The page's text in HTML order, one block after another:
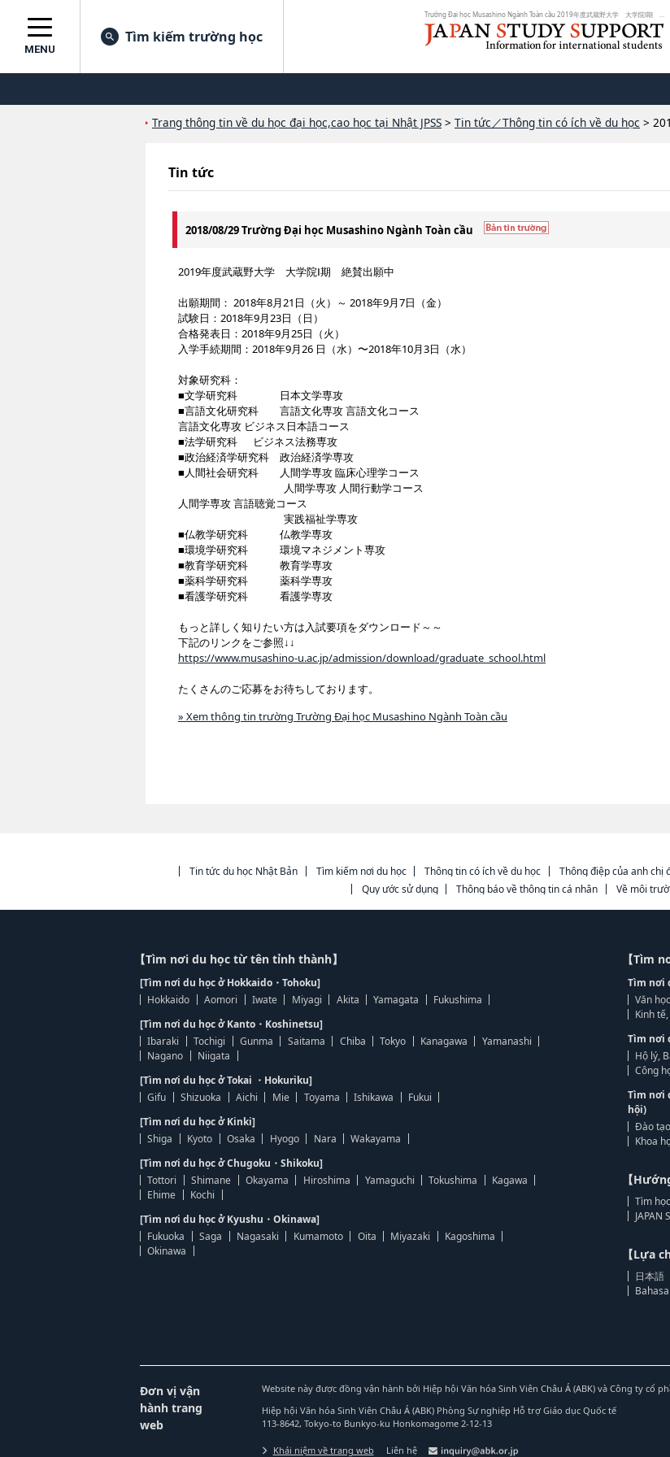
MENU
Tìm kiếm trường học
Trang thông tin về du học đại học,cao học tại Nhật JPSS > Tin tức／Thông tin có ích về du học >
Tin tức
2018/08/29 Trường Đại học Musashino Ngành Toàn cầu
2019年度武蔵野大学 大学院Ⅰ期 絶賛出願中
出願期間： 2018年8月21日（火）～ 2018年9月7日（金）
試験日：2018年9月23日（日）
合格発表日：2018年9月25日（火）
入学手続期間：2018年9月26 日（水）〜2018年10月3日（水）
対象研究科：
■文学研究科 日本文学専攻
■言語文化研究科 言語文化専攻 言語文化コース
言語文化専攻 ビジネス日本語コース
■法学研究科 ビジネス法務専攻
■政治経済学研究科 政治経済学専攻
■人間社会研究科 人間学専攻 臨床心理学コース
人間学専攻 人間行動学コース
人間学専攻 言語聴覚コース
実践福祉学専攻
■仏教学研究科 仏教学専攻
■環境学研究科 環境マネジメント専攻
■教育学研究科 教育学専攻
■薬科学研究科 薬科学専攻
■看護学研究科 看護学専攻
もっと詳しく知りたい方は入試要項をダウンロード～～
下記のリンクをご参照↓↓
https://www.musashino-u.ac.jp/admission/download/graduate_school.html
たくさんのご応募をお待ちしております。
» Xem thông tin trường Trường Đại học Musashino Ngành Toàn cầu
Tin tức du học Nhật Bản Tìm kiếm nơi du học Thông tin có ích về du học Thông điệp của anh chị
Quy ước sử dụng
Thông báo về thông tin cá nhân Về môi
【Tìm nơi du học từ tên tỉnh thành】
[Tìm nơi du học ở Hokkaido・Tohoku]
Hokkaido
Aomori Iwate Miyagi Akita Yamagata
Fukushima
[Tìm nơi du học ở Kanto・Koshinetsu]
Ibaraki
Tochigi Gunma Saitama Chiba Tokyo Kanagawa
Yamanashi
Nagano
Niigata
[Tìm nơi du học ở Tokai ・Hokuriku]
Gifu
Shizuoka Aichi Mie Toyama Ishikawa
Fukui
[Tìm nơi du học ở Kinki]
Shiga
Kyoto Osaka Hyogo Nara
Wakayama
[Tìm nơi du học ở Chugoku・Shikoku]
Tottori
Shimane Okayama Hiroshima Yamaguchi Tokushima
Kagawa
Ehime
Kochi
[Tìm nơi du học ở Kyushu・Okinawa]
Fukuoka
Saga Nagasaki Kumamoto Oita Miyazaki
Kagoshima
Okinawa
【Tìm
Tìm nơi
Văn học
Kinh
Tìm nơi
Hộ lý,
Công
Tìm nơi
hội)
Đào
Khoa
【
Tìm
JAPAN
【Lựa
日本語
Đơn vị vận
hành trang
web
Website này được đồng vận hành bởi Hiệp hội Văn hóa Sinh Viên Châu Á (ABK) và Công ty cổ
Hiệp hội Văn hóa Sinh Viên Châu Á (ABK) Phòng Sự nghiệp Hỗ trợ Giáo dục Quốc tế
113-8642, Tokyo-to Bunkyo-ku Honkomagome 2-12-13
Khái niệm về trang web Liên hệ